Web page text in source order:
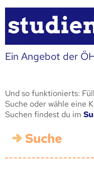
Ein Angebot der
Und so funktionierts:
Suche oder wähle eine
Suchen findest du im
Suche